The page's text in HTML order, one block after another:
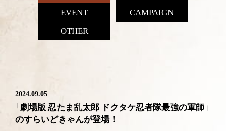
EVENT
CAMPAIGN
OTHER
2024.09.05
「劇場版 忍たま乱太郎 ドクタケ忍者隊最強の軍師」
のすらいどきゃんが登場！